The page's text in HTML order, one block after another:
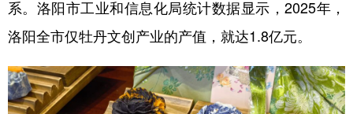
系。洛阳市工业和信息化局统计数据显示，2025年，
洛阳全市仅牡丹文创产业的产值，就达1.8亿元。